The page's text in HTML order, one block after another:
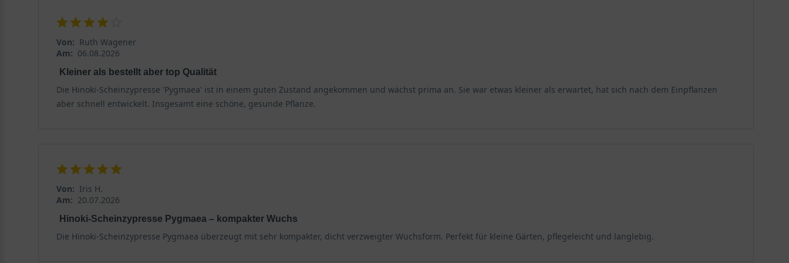
Die Hinoki-Scheinzypresse ‘Pygmaea‘ fühlt sich auf frischen, humosen und durchlässigen Untergründen am wohlsten, gilt aber generell als anpassungsfähig, sodass sie auf
jedem normalen Gartenboden gepflanzt werden kann. Sie begeistert zuverlässig mit ihrer frischen Optik und präsentiert sich als belebende Schönheit.
kräftige Geflecht versorgt den Strauch hervorragend mit Wasser sowie Nährstoffen und verschafft der Selektion gute Robustheit. Sensibel reagiert die Hinoki-Scheinzypresse
aber auf Staunässe, hier sollte auf einen guten Wasserabfluss geachtet werden.
Die Chamaecyparis fühlt sich an einem sonnigen bis halbschattigen Standort im Garten am wohlsten und entwickelt sich hier gepflanzt zu einem exotischen Gartenstar. Ihr
strahlender Anblick begeistert rund um die Jahresuhr und verschafft dem Strauch große Bewunderung unter den mitteleuropäischen Gärtnern.
problemlos Temperaturen bis zu minus 18 Grad Celsius und eignet sich exzellent für die Verschönerung der heimischen Gartenoase. Es empfiehlt sich, die junge Pflanze an
Von: Ruth Wagener
Am: 06.08.2026
Kleiner als bestellt aber top Qualität
Die Hinoki-Scheinzypresse 'Pygmaea' ist in einem guten Zustand angekommen und wächst prima an. Sie war etwas kleiner als erwartet, hat sich nach dem Einpflanzen
aber schnell entwickelt. Insgesamt eine schöne, gesunde Pflanze.
Von: Iris H.
Am: 20.07.2026
Hinoki-Scheinzypresse Pygmaea – kompakter Wuchs
Die Hinoki-Scheinzypresse Pygmaea überzeugt mit sehr kompakter, dicht verzweigter Wuchsform. Perfekt für kleine Gärten, pflegeleicht und langlebig.